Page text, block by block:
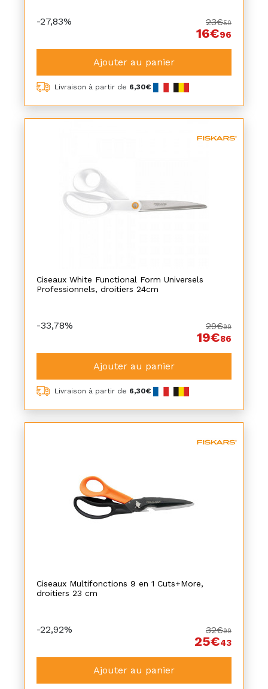
-27,83% 23€50
16€96
Ajouter au panier
Livraison à partir de 6,30€
Ciseaux White Functional Form Universels
Professionnels, droitiers 24cm
-33,78% 29€99
19€86
Ajouter au panier
Livraison à partir de 6,30€
Ciseaux Multifonctions 9 en 1 Cuts+More,
droitiers 23 cm
-22,92% 32€99
25€43
Ajouter au panier